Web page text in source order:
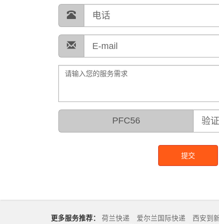
PFC56
提交
更多服务推荐： 荷兰快递 爱尔兰国际快递 西安到